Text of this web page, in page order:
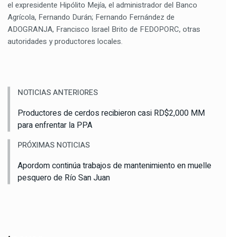
el expresidente Hipólito Mejía, el administrador del Banco
Agrícola, Fernando Durán; Fernando Fernández de
ADOGRANJA, Francisco Israel Brito de FEDOPORC, otras
autoridades y productores locales.
NOTICIAS ANTERIORES
Productores de cerdos recibieron casi RD$2,000 MM
para enfrentar la PPA
PRÓXIMAS NOTICIAS
Apordom continúa trabajos de mantenimiento en muelle
pesquero de Río San Juan